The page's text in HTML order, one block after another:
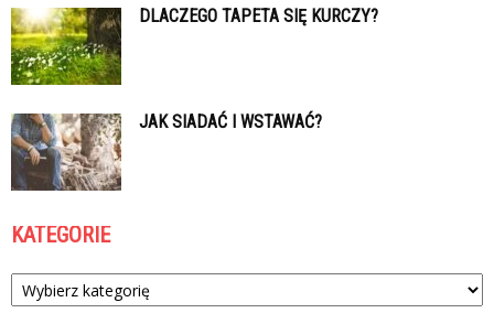
DLACZEGO TAPETA SIĘ KURCZY?
JAK SIADAĆ I WSTAWAĆ?
KATEGORIE
Kategorie